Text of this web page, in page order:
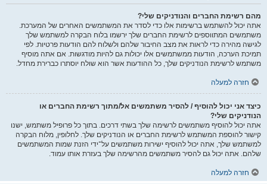
מהם רשימת החברים והנודניקים שלי?
אתה יכול להשתמש ברשימות אלו כדי לסדר את המשתמשים האחרים של המערכת.
משתמשים המתווספים לרשימת החברים שלך ירשמו בלוח הבקרה למשתמש שלך
לגישה מהירה כדי לראות את מצב החיבור שלהם ולשלוח להם הודעות פרטיות. לפי
תמיכת הערכה, הודעות ממשתמשים אלו יכולות גם להיות מודגשות. אם אתה מוסיף
משתמש לרשימת הנודניקים שלך, כל ההודעות אשר הוא שולח יוסתרו כברירת מחדל.
חזרה למעלה
כיצד אני יכול להוסיף / להסיר משתמשים אל/מתוך רשימת החברים או
הנודניקים שלי?
אתה יכול להוסיף משתמשים לרשימה שלך בשתי דרכים. בתוך כל פרופיל משתמש, ישנו
קישור להוספת המשתמש לרשימת החברים או הנודניקים שלך. לחלופין, מלוח הבקרה
למשתמש שלך, אתה יכול להוסיף ישירות משתמשים על־ידי הזנת שמות המשתמשים
שלהם. אתה יכול גם להסיר משתמשים מהרשימה שלך בעזרת אותו עמוד.
חזרה למעלה